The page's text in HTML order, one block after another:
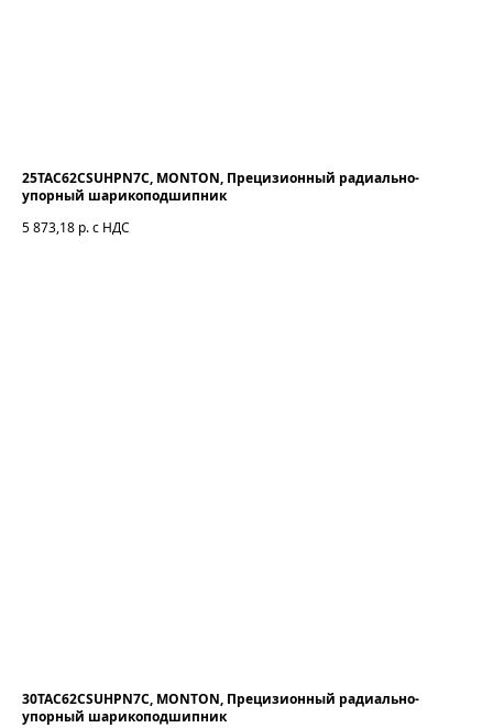
25TAC62CSUHPN7C, MONTON, Прецизионный радиально-
упорный шарикоподшипник
5 873,18 р. с НДС
30TAC62CSUHPN7C, MONTON, Прецизионный радиально-
упорный шарикоподшипник